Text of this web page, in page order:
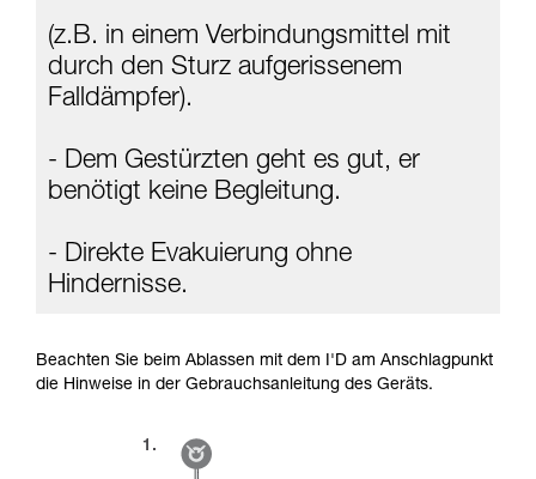
Training voraus. Prüfen Sie zusammen mit
einem Profi, ob Sie in der Lage sind, den
Vorgang alleine sicher zu wiederholen, bevor
Sie ihn eigenständig durchführen.
verbundenen Techniken. Möglicherweise gibt es
noch andere Techniken, die hier nicht
beschrieben werden.
(z.B. in einem Verbindungsmittel mit
durch den Sturz aufgerissenem
Falldämpfer).
- Dem Gestürzten geht es gut, er
benötigt keine Begleitung.
- Direkte Evakuierung ohne
Hindernisse.
Beachten Sie beim Ablassen mit dem I'D am Anschlagpunkt
die Hinweise in der Gebrauchsanleitung des Geräts.